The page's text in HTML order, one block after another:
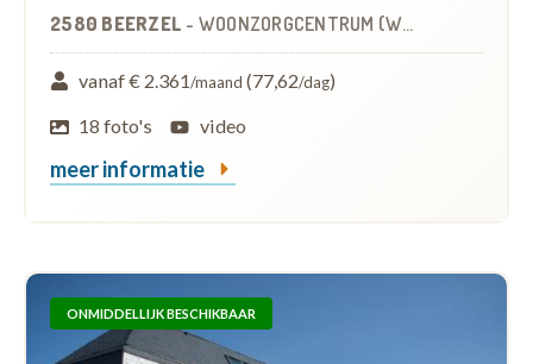
2580 BEERZEL - WOONZORGCENTRUM (WZC)
vanaf € 2.361/maand (77,62/dag)
18 foto's
video
meer informatie
ONMIDDELLIJK BESCHIKBAAR